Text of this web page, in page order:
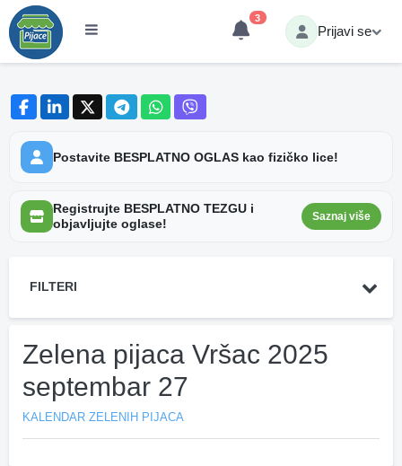
3
Prijavi se
Postavite BESPLATNO OGLAS kao fizičko lice!
Registrujte BESPLATNO TEZGU i
objavljujte oglase!
Saznaj više
FILTERI
Zelena pijaca Vršac 2025
septembar 27
KALENDAR ZELENIH PIJACA